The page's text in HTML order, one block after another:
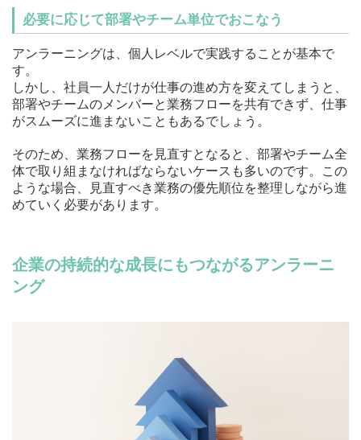
必要に応じて部署やチーム単位でおこなう
アンラーニングは、個人レベルで実践することが基本で
す。
しかし、社員一人だけが仕事の進め方を変えてしまうと、
部署やチームのメンバーと業務フローを共有できず、仕事
がスムーズに進まないこともあるでしょう。
そのため、業務フローを見直すとなると、部署やチーム全
体で取り組まなければならないケースも多いのです。この
ような場合、見直すべき業務の優先順位を整理しながら進
めていく必要があります。
企業の持続的な成長にもつながるアンラーニ
ング